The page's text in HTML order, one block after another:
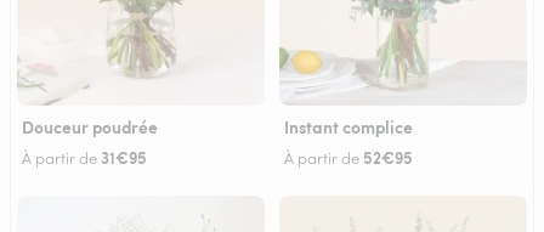
Douceur poudrée
À partir de 31€95
Instant complice
À partir de 52€95